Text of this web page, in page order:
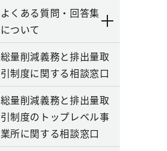
よくある質問・回答集
について
総量削減義務と排出量取
引制度に関する相談窓口
総量削減義務と排出量取
引制度のトップレベル事
業所に関する相談窓口